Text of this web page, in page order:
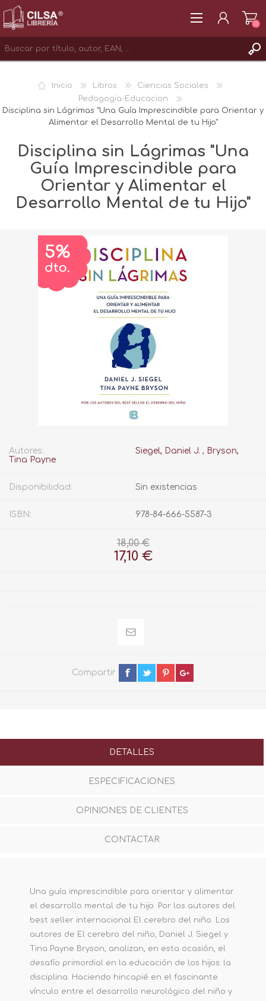
INICIAR SESIÓN
(0)
Inicio Libros
Ciencias Sociales
Pedagogia-Educacion
Disciplina sin Lágrimas "Una Guía Imprescindible para Orientar y
Alimentar el Desarrollo Mental de tu Hijo"
Disciplina sin Lágrimas "Una
Guía Imprescindible para
Orientar y Alimentar el
Desarrollo Mental de tu Hijo"
Autores: Siegel, Daniel J. , Bryson,
Tina Payne
Disponibilidad: Sin existencias
ISBN: 978-84-666-5587-3
18,00 €
17,10 €
Compartir
DETALLES
ESPECIFICACIONES
OPINIONES DE CLIENTES
CONTACTAR
Una guía imprescindible para orientar y alimentar
el desarrollo mental de tu hijo. Por los autores del
best seller internacional El cerebro del niño. Los
autores de El cerebro del niño, Daniel J. Siegel y
Tina Payne Bryson, analizan, en esta ocasión, el
desafío primordial en la educación de los hijos: la
disciplina. Haciendo hincapié en el fascinante
vínculo entre el desarrollo neurológico del niño y